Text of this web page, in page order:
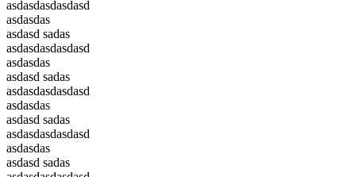
asdasdasdasdasd
asdasdas
asdasd sadas
asdasdasdasdasd
asdasdas
asdasd sadas
asdasdasdasdasd
asdasdas
asdasd sadas
asdasdasdasdasd
asdasdas
asdasd sadas